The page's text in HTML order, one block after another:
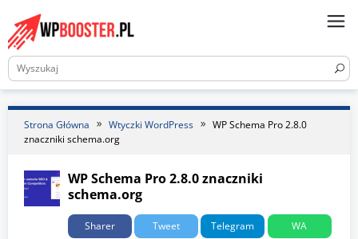
content
Strona Główna Wtyczki WordPress
WP Schema Pro 2.8.0
znaczniki schema.org
WP Schema Pro 2.8.0 znaczniki
schema.org
Sharer Tweet Telegram WA